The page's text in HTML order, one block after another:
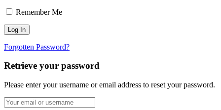
Remember Me
Forgotten Password?
Retrieve your password
Please enter your username or email address to reset your password.